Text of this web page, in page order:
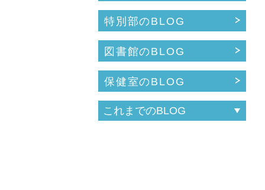
特別部のBLOG
図書館のBLOG
保健室のBLOG